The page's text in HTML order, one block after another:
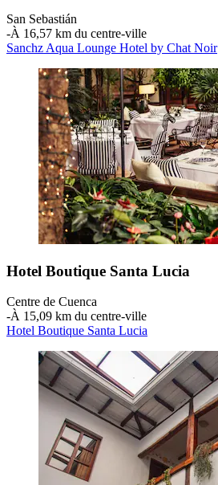
San Sebastián
‐À 16,57 km du centre-ville
Sanchz Aqua Lounge Hotel by Chat Noir
Hotel Boutique Santa Lucia
Centre de Cuenca
‐À 15,09 km du centre-ville
Hotel Boutique Santa Lucia